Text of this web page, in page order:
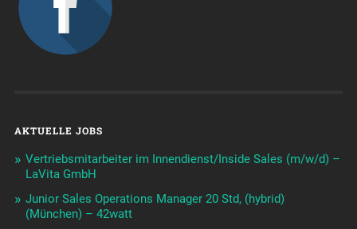
AKTUELLE JOBS
Vertriebsmitarbeiter im Innendienst/Inside Sales (m/w/d) –
LaVita GmbH
Junior Sales Operations Manager 20 Std, (hybrid)
(München) – 42watt